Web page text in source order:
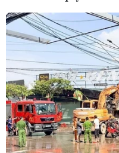
CƠ QUAN CHỦ QUẢN: THÔNG
Tổng Biên tập: TRẦN
Phó Tổng Biên tập:
THỦY